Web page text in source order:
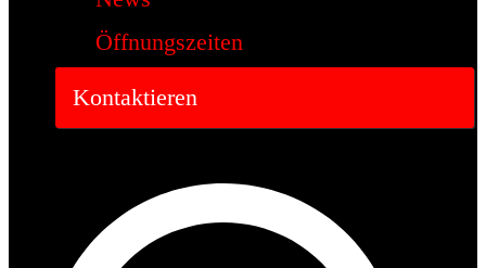
Öffnungszeiten
Kontaktieren